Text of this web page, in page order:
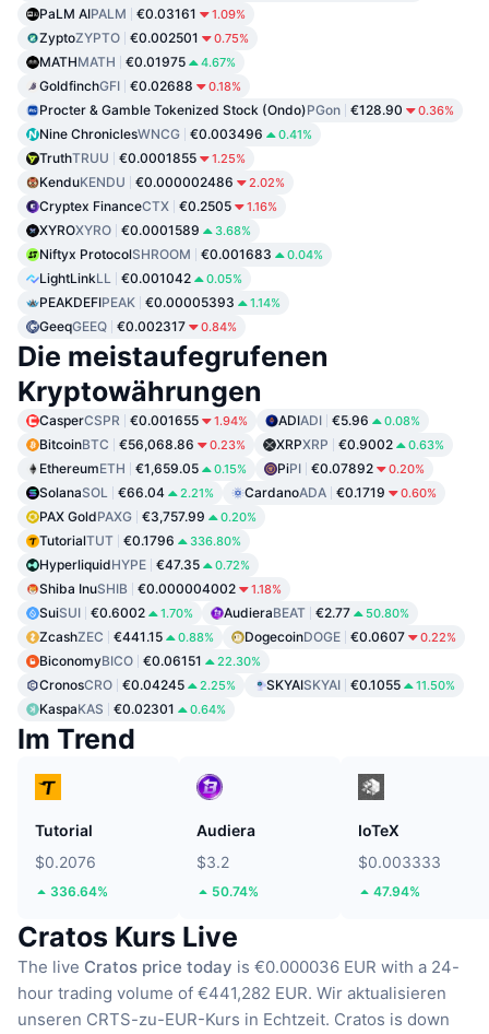
PaLM AIPALM €0.03161 1.09%
ZyptoZYPTO €0.002501 0.75%
MATHMATH €0.01975 4.67%
GoldfinchGFI €0.02688 0.18%
Procter & Gamble Tokenized Stock (Ondo)PGon €128.90 0.36%
Nine ChroniclesWNCG €0.003496 0.41%
TruthTRUU €0.0001855 1.25%
KenduKENDU €0.000002486 2.02%
Cryptex FinanceCTX €0.2505 1.16%
XYROXYRO €0.0001589 3.68%
Niftyx ProtocolSHROOM €0.001683 0.04%
LightLinkLL €0.001042 0.05%
PEAKDEFIPEAK €0.00005393 1.14%
GeeqGEEQ €0.002317 0.84%
Die meistaufegrufenen
Kryptowährungen
CasperCSPR €0.001655 1.94% ADIADI €5.96 0.08%
BitcoinBTC €56,068.86 0.23% XRPXRP €0.9002 0.63%
EthereumETH €1,659.05 0.15% PiPI €0.07892 0.20%
SolanaSOL €66.04 2.21% CardanoADA €0.1719 0.60%
PAX GoldPAXG €3,757.99 0.20%
TutorialTUT €0.1796 336.80%
HyperliquidHYPE €47.35 0.72%
Shiba InuSHIB €0.000004002 1.18%
SuiSUI €0.6002 1.70% AudieraBEAT €2.77 50.80%
ZcashZEC €441.15 0.88% DogecoinDOGE €0.0607 0.22%
BiconomyBICO €0.06151 22.30%
CronosCRO €0.04245 2.25% SKYAISKYAI €0.1055 11.50%
KaspaKAS €0.02301 0.64%
Im Trend
Tutorial
$0.2076
336.64%
Audiera
$3.2
50.74%
IoTeX
$0.003333
47.94%
Cratos Kurs Live
The live Cratos price today is €0.000036 EUR with a 24-
hour trading volume of €441,282 EUR. Wir aktualisieren
unseren CRTS-zu-EUR-Kurs in Echtzeit. Cratos is down